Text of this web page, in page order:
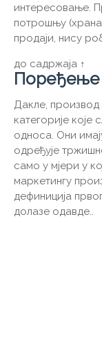
интересовање.
потрошњу
продаји, нису
до садржаја ↑
Поређење
Дакле,
категорије
односа. Они
одређује
само у мјери у
маркетингу
дефиниција
долазе одавде..